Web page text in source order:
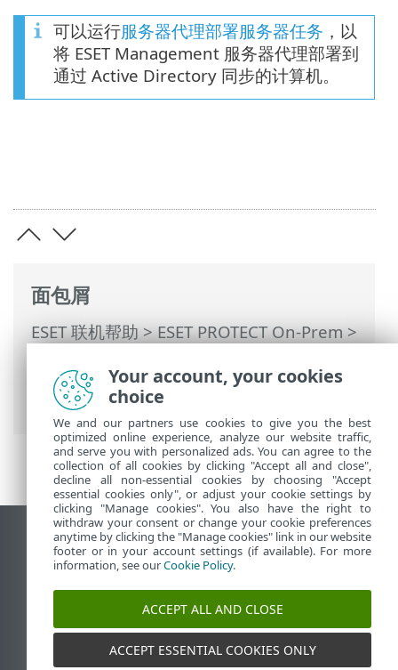
面包屑
ESET 联机帮助>ESET PROTECT On-Prem>
部署> 使用 Active Directory 同步添加计算
可以运行服务器代理部署服务器任务 ，以
将 ESET Management 服务器代理部署到
通过 Active Directory 同步的计算机。
查看桌面站点
End of Life
ESET 知识库
ESET Status Portal
Your account, your cookies
choice
We and our partners use cookies to give you the best
optimized online experience, analyze our website traffic,
and serve you with personalized ads. You can agree to the
collection of all cookies by clicking "Accept all and close",
decline all non-essential cookies by choosing "Accept
essential cookies only", or adjust your cookie settings by
clicking "Manage cookies". You also have the right to
withdraw your consent or change your cookie preferences
anytime by clicking the "Manage cookies" link in our website
footer or in your account settings (if available). For more
information, see ourCookie Policy.
ACCEPT ALL AND CLOSE
ACCEPT ESSENTIAL COOKIES ONLY